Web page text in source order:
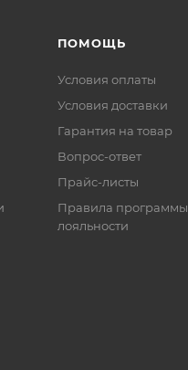
ПОМОЩЬ
Условия оплаты
Условия доставки
Гарантия на товар
Вопрос-ответ
Прайс-листы
Правила программы
лояльности